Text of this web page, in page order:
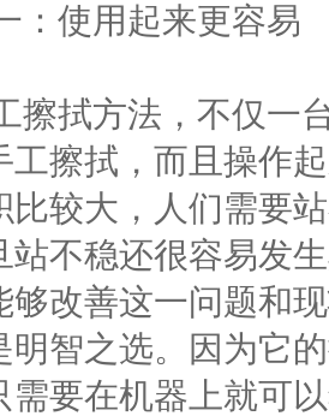
使用起来更容易
拭方法，不仅一
工擦拭，而且操作
比较大，人们需要
站不稳还很容易发
够改善这一问题和
明智之选。因为它
需要在机器上就可